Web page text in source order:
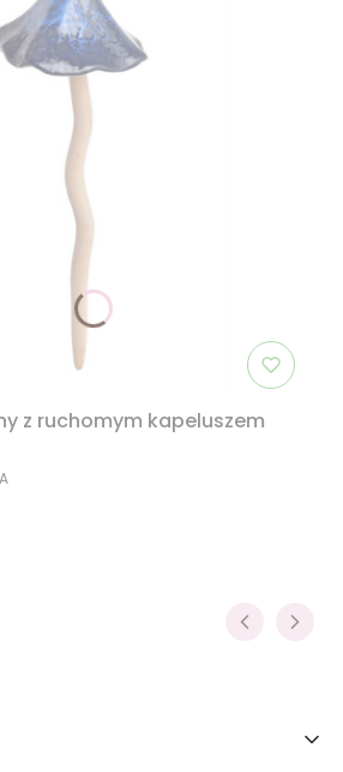
z ruchomym kapeluszem